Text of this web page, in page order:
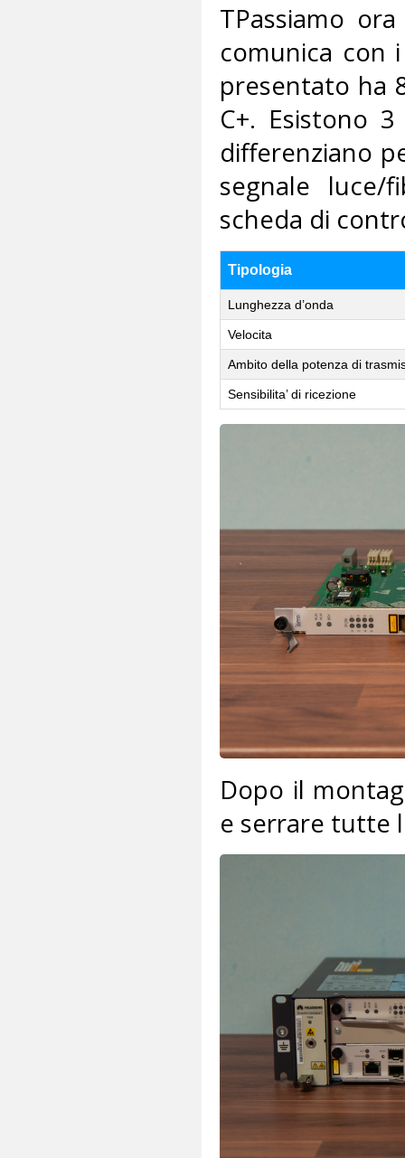
TPassiamo
comunica con
presentato ha
C+. Esistono
differenziano
segnale
scheda di
Tipologia
Lunghezza d’onda
Velocita
Ambito della potenza di
Sensibilita’ di ricezione
Dopo il
e serrare tutte